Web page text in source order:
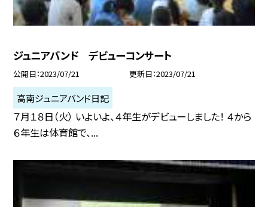
ジュニアバンド デビューコンサート
公開日 2023/07/21 更新日 2023/07/21
高南ジュニアバンド日記
７月１８日（火） いよいよ、４年生がデビューしました！ ４から
６年生は体育館で、...